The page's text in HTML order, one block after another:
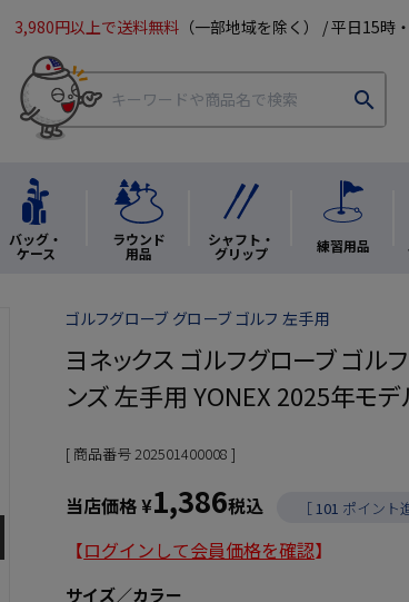
3,980円以上で送料無料 （一部地域を除く） / 平日15時
search
バッグ・
ケース
ラウンド
用品
シャフト・
グリップ 練習用品
ゴルフグローブ グローブ ゴルフ 左手用
ヨネックス ゴルフグローブ ゴル
ンズ 左手用 YONEX 2025年モ
商品番号202501400008
当店価格¥1,386税込 ［ 101 ポイント
【ログインして会員価格を確認】
サイズ／カラー